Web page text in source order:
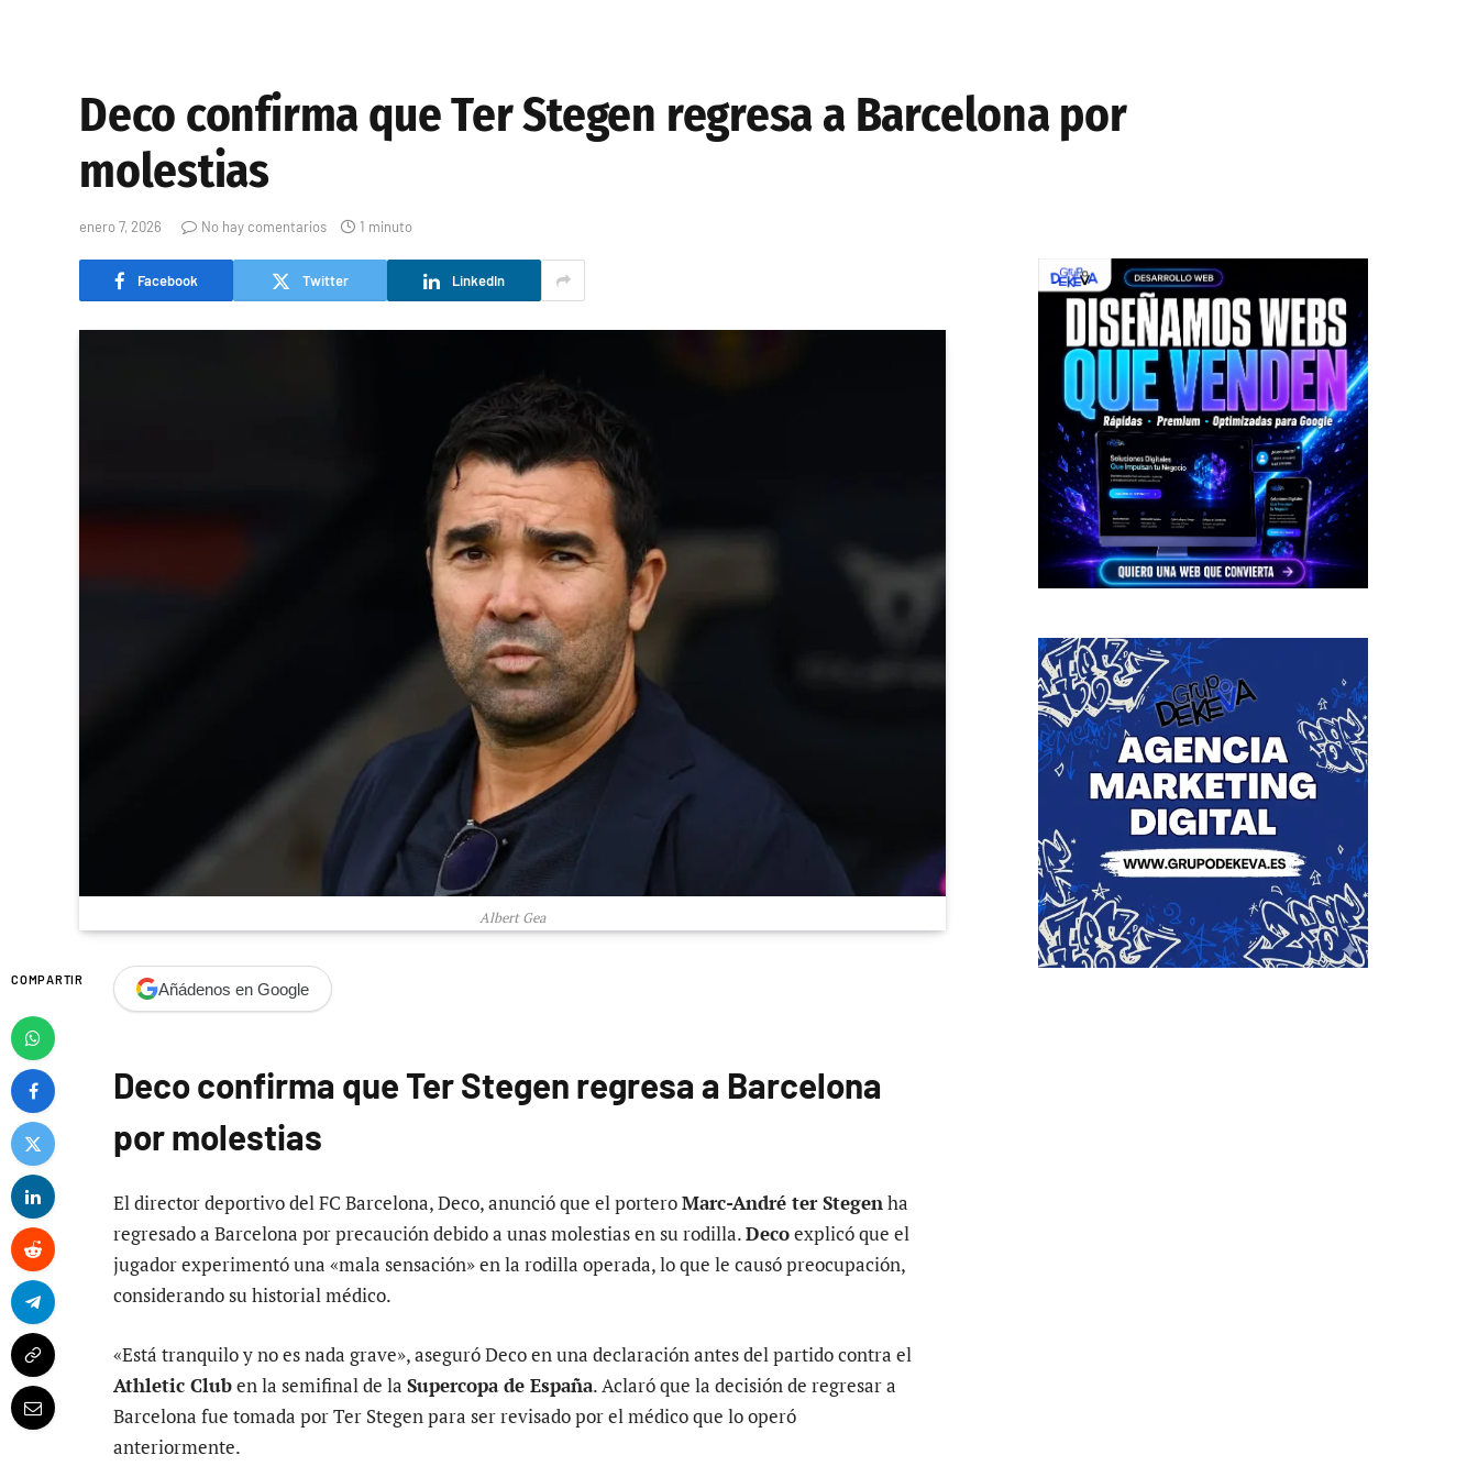
Deco confirma que Ter Stegen regresa a Barcelona por
molestias
enero 7, 2026 No hay comentarios 1 minuto
Facebook Twitter LinkedIn
Albert Gea
COMPARTIR Añádenos en Google
Deco confirma que Ter Stegen regresa a Barcelona
por molestias
El director deportivo del FC Barcelona, Deco, anunció que el porteroMarc-André ter Stegenha
regresado a Barcelona por precaución debido a unas molestias en su rodilla.Decoexplicó que el
jugador experimentó una «mala sensación» en la rodilla operada, lo que le causó preocupación,
considerando su historial médico.
«Está tranquilo y no es nada grave», aseguró Deco en una declaración antes del partido contra el
Athletic Cluben la semifinal de la Supercopa de España. Aclaró que la decisión de regresar a
Barcelona fue tomada por Ter Stegen para ser revisado por el médico que lo operó
anteriormente.